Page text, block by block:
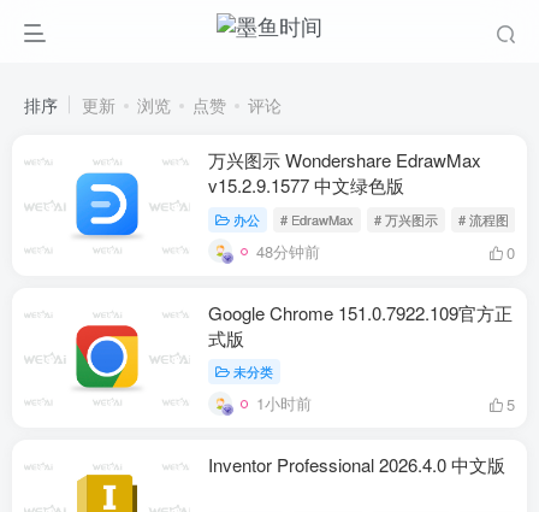
排序 更新 浏览 点赞 评论
万兴图示 Wondershare EdrawMax
v15.2.9.1577 中文绿色版
办公 # EdrawMax # 万兴图示 # 流程图
48分钟前 0
Google Chrome 151.0.7922.109官方正
式版
未分类
1小时前 5
Inventor Professional 2026.4.0 中文版